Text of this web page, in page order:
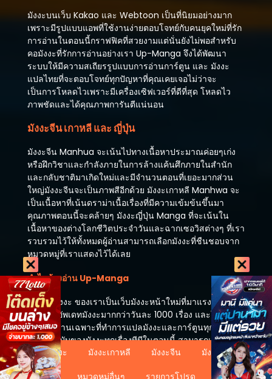
ตอนที่ 33
ธันวาคม 3, 2025
ตอนที่ 32
ธันวาคม 3, 2025
ตอนที่ 31
ธันวาคม 3, 2025
ตอนที่ 30
ธันวาคม 3, 2025
ตอนที่ 29
ธันวาคม 3, 2025
ตอนที่ 28
ธันวาคม 3, 2025
ตอนที่ 27
ธันวาคม 3, 2025
ตอนที่ 26
ธันวาคม 3, 2025
ตอนที่ 25
ธันวาคม 3, 2025
ตอนที่ 24
ธันวาคม 3, 2025
อ่านมังงะ มังงะเกาหลี มังงะจีน
มังงะญี่ปุ่น
มังงะบนเว็บ Kakao และ Webtoon เป็นที่นิยมอย่างมาก
เพราะมีรูปแบบแอพที่ใช้งานง่ายตอบโจทย์กับคนยุคใหม่ที่รัก
การอ่านในตอนนี้กราฟฟิคที่สวยงามแต่นั่นยังไม่พอสำหรับ
คอมังงะที่รักการอ่านอย่างเรา Up-Manga จึงได้พัฒนา
ระบบให้มีความสเถียรรูปแบบการอ่านการ์ตูน และ มังงะ
แปลไทยที่จะตอบโจทย์ทุกปัญหาที่คุณเคยเจอไม่ว่าจะ
เป็นการโหลดไวเพราะมีเครื่องเซิฟเวอร์ที่ดีที่สุด โหลดไว
ภาพชัดและได้คุณภาพการันตีแน่นอน
มังงะจีน เกาหลี และ ญี่ปุ่น
มังงะจีน Manhua จะเน้นไปทางเนื้อหาประมาณค่อยๆเก่ง
หรือฝึกวิชาและกำลังภายในการล้างแค้นศึกภายในสำนัก
และกลับชาติมาเกิดใหม่และมีจำนวนตอนที่เยอะมากส่วน
ใหญ่มังงะจีนจะเป็นภาพสีอีกด้วย มังงะเกาหลี Manhwa จะ
เป็นเนื้อหาที่เน้นดราม่าเนื้อเรื่องที่มีความเข้มข้นขึ้นมา
คุณภาพตอนนี้จะคล้ายๆ มังงะญี่ปุ่น Manga ที่จะเน้นใน
เนื้อหาของต่างโลกชีวิตประจำวันและฉากเซอวิสต่างๆ ที่เรา
รวบรวมไว้ให้ทั้งหมดผู้อ่านสามารถเลือกมังงะที่ชืนชอบจาก
หมวดหมู่ที่เราแสดงไว้ได้เลย
ทำไมต้องอ่าน Up-Manga
เว็บ อัพมังงะ ของเราเป็นเว็บมังงะหน้าใหม่ที่มาแรงที่สุดตอน
นี้มังงะที่อัพเดทมังงะมากกว่าวันละ 1000 เรื่อง และในตอนนี้
เรามีทีมงานเฉพาะที่ทำการแปลมังงะและการ์ตูนทุกวันทำให้
เป็นต้นฉบับของมังงะทุกเรื่องทีมีในตอนนี้ สามารถแนะนำ
มังงะที่ไม่มีในเว็บไซต์ให้เราลงได้ทันทีหากคุณเจอปัญหาใน
การอ่าน แจ้งผ่านแอดมินได้ตลอด 24 ชม นั่นเป็นเหตุผลที่